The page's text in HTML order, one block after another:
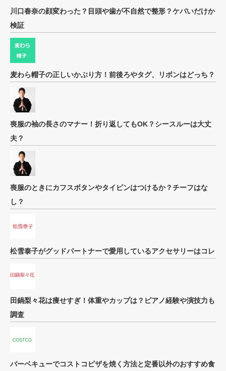
川口春奈の顔変わった？目頭や歯が不自然で整形？ケバいだけか
検証
麦わら帽子の正しいかぶり方！前後ろやタグ、リボンはどっち？
喪服の袖の長さのマナー！折り返してもOK？シースルーは大丈
夫？
喪服のときにカフスボタンやタイピンはつけるか？チーフはな
し？
松雪泰子がグッドパートナーで愛用しているアクセサリーはコレ
田鍋梨々花は痩せすぎ！体重やカップは？ピアノ経験や演技力も
調査
バーベキューでコストコピザを焼く方法と定番以外のおすすめ食